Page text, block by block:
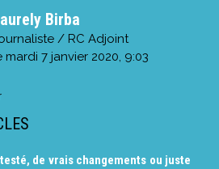
Birba
/ RC Adjoint
mardi 7 janvier 2020, 9:03
de vrais changements ou juste